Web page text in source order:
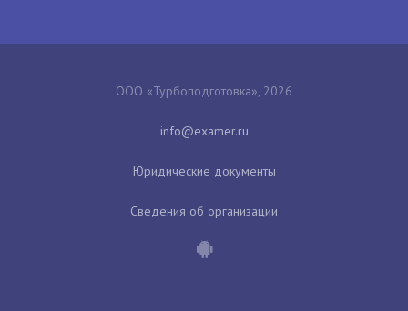
ООО «Турбоподготовка», 2026
Юридические документы
Сведения об организации